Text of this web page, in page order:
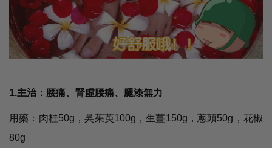
1.主治：腰痛、腎虛腰痛、腿漆無力
用藥：肉桂50g，吳茱萸100g，生薑150g，蔥頭50g，花椒
80g